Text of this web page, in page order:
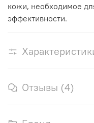
кожи, необходимое
эффективности.
Отзывы (4)